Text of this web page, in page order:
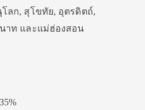
ลก, สุโขทัย, อุตรดิตถ์,
าท และแม่ฮ่องสอน